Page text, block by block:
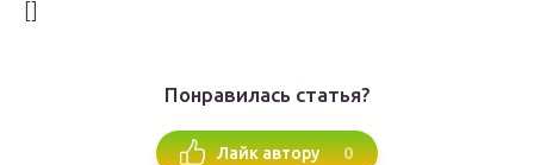
Понравилась статья?
Лайк автору 0